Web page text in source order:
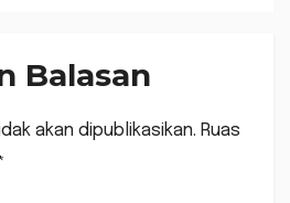
Balasan
akan dipublikasikan. Ruas